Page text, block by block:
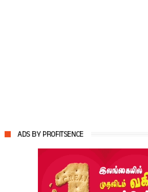
ADS BY PROFITSENCE